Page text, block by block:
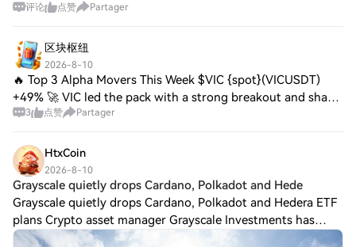
buying interest across all three assets. If momentum
评论 点赞 Partager
区块枢纽
2026-8-10
🔥 Top 3 Alpha Movers This Week $VIC {spot}(VICUSDT)
+49% 🚀 VIC led the pack with a strong breakout and sharp
buying momentum. $HOME {future}(HOMEUSDT) +37% 📈
3 点赞 Partager
HtxCoin
2026-8-10
Grayscale quietly drops Cardano, Polkadot and Hede
Grayscale quietly drops Cardano, Polkadot and Hedera ETF
plans Crypto asset manager Grayscale Investments has
dropped plans for exchange-traded funds tied to Cardano’s